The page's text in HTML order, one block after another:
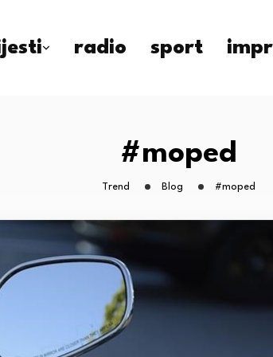
radio sport
#moped
Trend Blog #moped